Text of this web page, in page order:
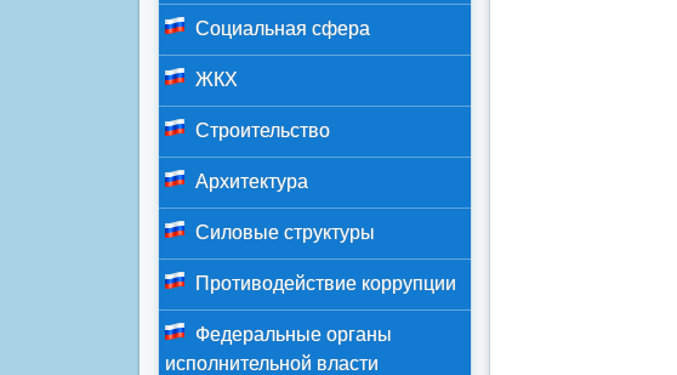
Социальная сфера
ЖКХ
Строительство
Архитектура
Силовые структуры
Противодействие коррупции
Федеральные органы
исполнительной власти